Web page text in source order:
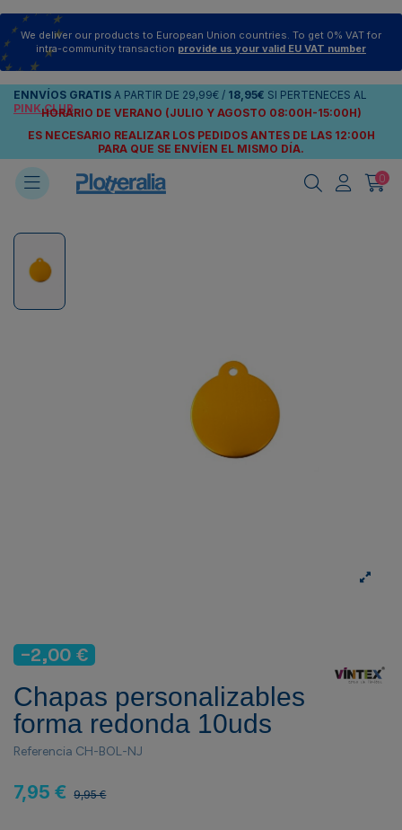
We deliver our products to European Union countries. To get 0% VAT for
intra-community transaction provide us your valid EU VAT number
ENNVÍOS GRATIS A PARTIR DE 29,99€ / 18,95€ SI PERTENECES AL
PINK CLUB
HORARIO DE VERANO (JULIO Y AGOSTO 08:00H-15:00H)
ES NECESARIO REALIZAR LOS PEDIDOS ANTES DE LAS 12:00H
PARA QUE SE ENVÍEN EL MISMO DÍA.
0
-2,00 €
Chapas personalizables
forma redonda 10uds
Referencia CH-BOL-NJ
7,95 € 9,95 €